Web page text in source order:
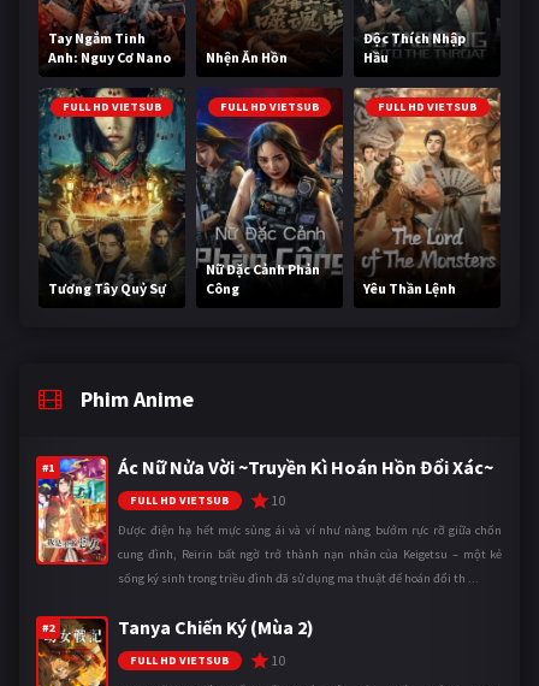
Tay Ngắm Tinh
Anh: Nguy Cơ Nano
Nhện Ăn Hồn
Độc Thích Nhập
Hầu
FULL HD VIETSUB
Tương Tây Quỷ Sự
FULL HD VIETSUB
Nữ Đặc Cảnh Phản
Công
FULL HD VIETSUB
Yêu Thần Lệnh
Phim Anime
#1 Ác Nữ Nửa Vời ~Truyền Kì Hoán Hồn Đổi Xác~
FULL HD VIETSUB 10
Được điện hạ hết mực sủng ái và ví như nàng bướm rực rỡ giữa chốn
cung đình, Reirin bất ngờ trở thành nạn nhân của Keigetsu – một kẻ
sống ký sinh trong triều đình đã sử dụng ma thuật để hoán đổi th ...
#2 Tanya Chiến Ký (Mùa 2)
FULL HD VIETSUB 10